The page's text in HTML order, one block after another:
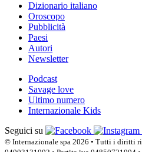
Dizionario italiano
Oroscopo
Pubblicità
Paesi
Autori
Newsletter
Podcast
Savage love
Ultimo numero
Internazionale Kids
Seguici su
© Internazionale spa 2026 • Tutti i diritti